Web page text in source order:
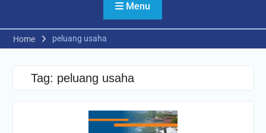
Menu
Home peluang usaha
Tag: peluang usaha